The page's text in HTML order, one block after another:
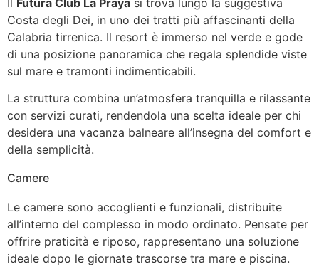
Costa degli Dei, in uno dei tratti più affascinanti della
Calabria tirrenica. Il resort è immerso nel verde e gode
di una posizione panoramica che regala splendide viste
sul mare e tramonti indimenticabili.
La struttura combina un’atmosfera tranquilla e rilassante
con servizi curati, rendendola una scelta ideale per chi
desidera una vacanza balneare all’insegna del comfort e
della semplicità.
Camere
Le camere sono accoglienti e funzionali, distribuite
all’interno del complesso in modo ordinato. Pensate per
offrire praticità e riposo, rappresentano una soluzione
ideale dopo le giornate trascorse tra mare e piscina.